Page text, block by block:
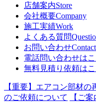
店舗案内Store
会社概要Company
施工実績Work
よくある質問
お問い合わせ
電話問い合わせは
無料見積り依頼は
【重要】エアコン部材の
のご依頼について
【ご